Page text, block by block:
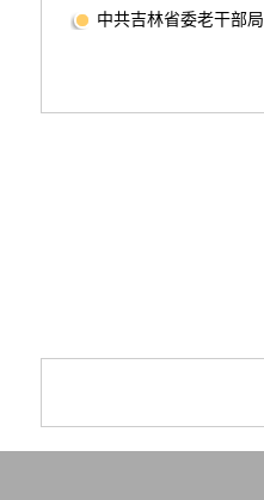
中共吉林省委老干部局